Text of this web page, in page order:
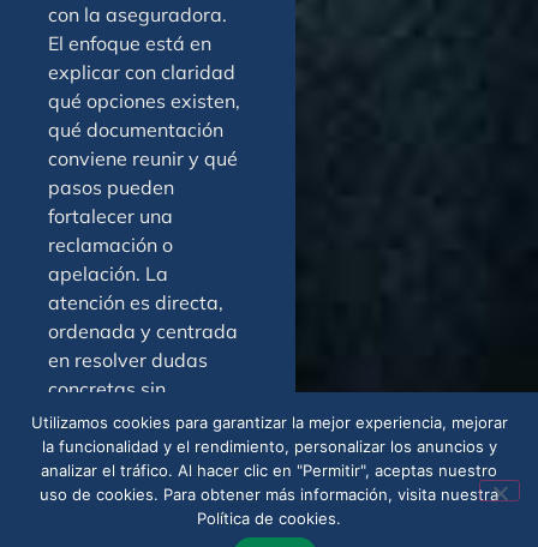
con la aseguradora.
El enfoque está en
explicar con claridad
qué opciones existen,
qué documentación
conviene reunir y qué
pasos pueden
fortalecer una
reclamación o
apelación. La
atención es directa,
ordenada y centrada
en resolver dudas
concretas sin
promesas
exageradas. Para
quienes enfrentan un
conflicto de cobertura
en Baldwin, contar
Utilizamos cookies para garantizar la mejor experiencia, mejorar
la funcionalidad y el rendimiento, personalizar los anuncios y
analizar el tráfico. Al hacer clic en "Permitir", aceptas nuestro
uso de cookies. Para obtener más información, visita nuestra
Política de cookies.